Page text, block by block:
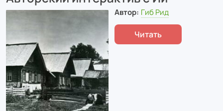
Автор: Гиб Рид
Читать